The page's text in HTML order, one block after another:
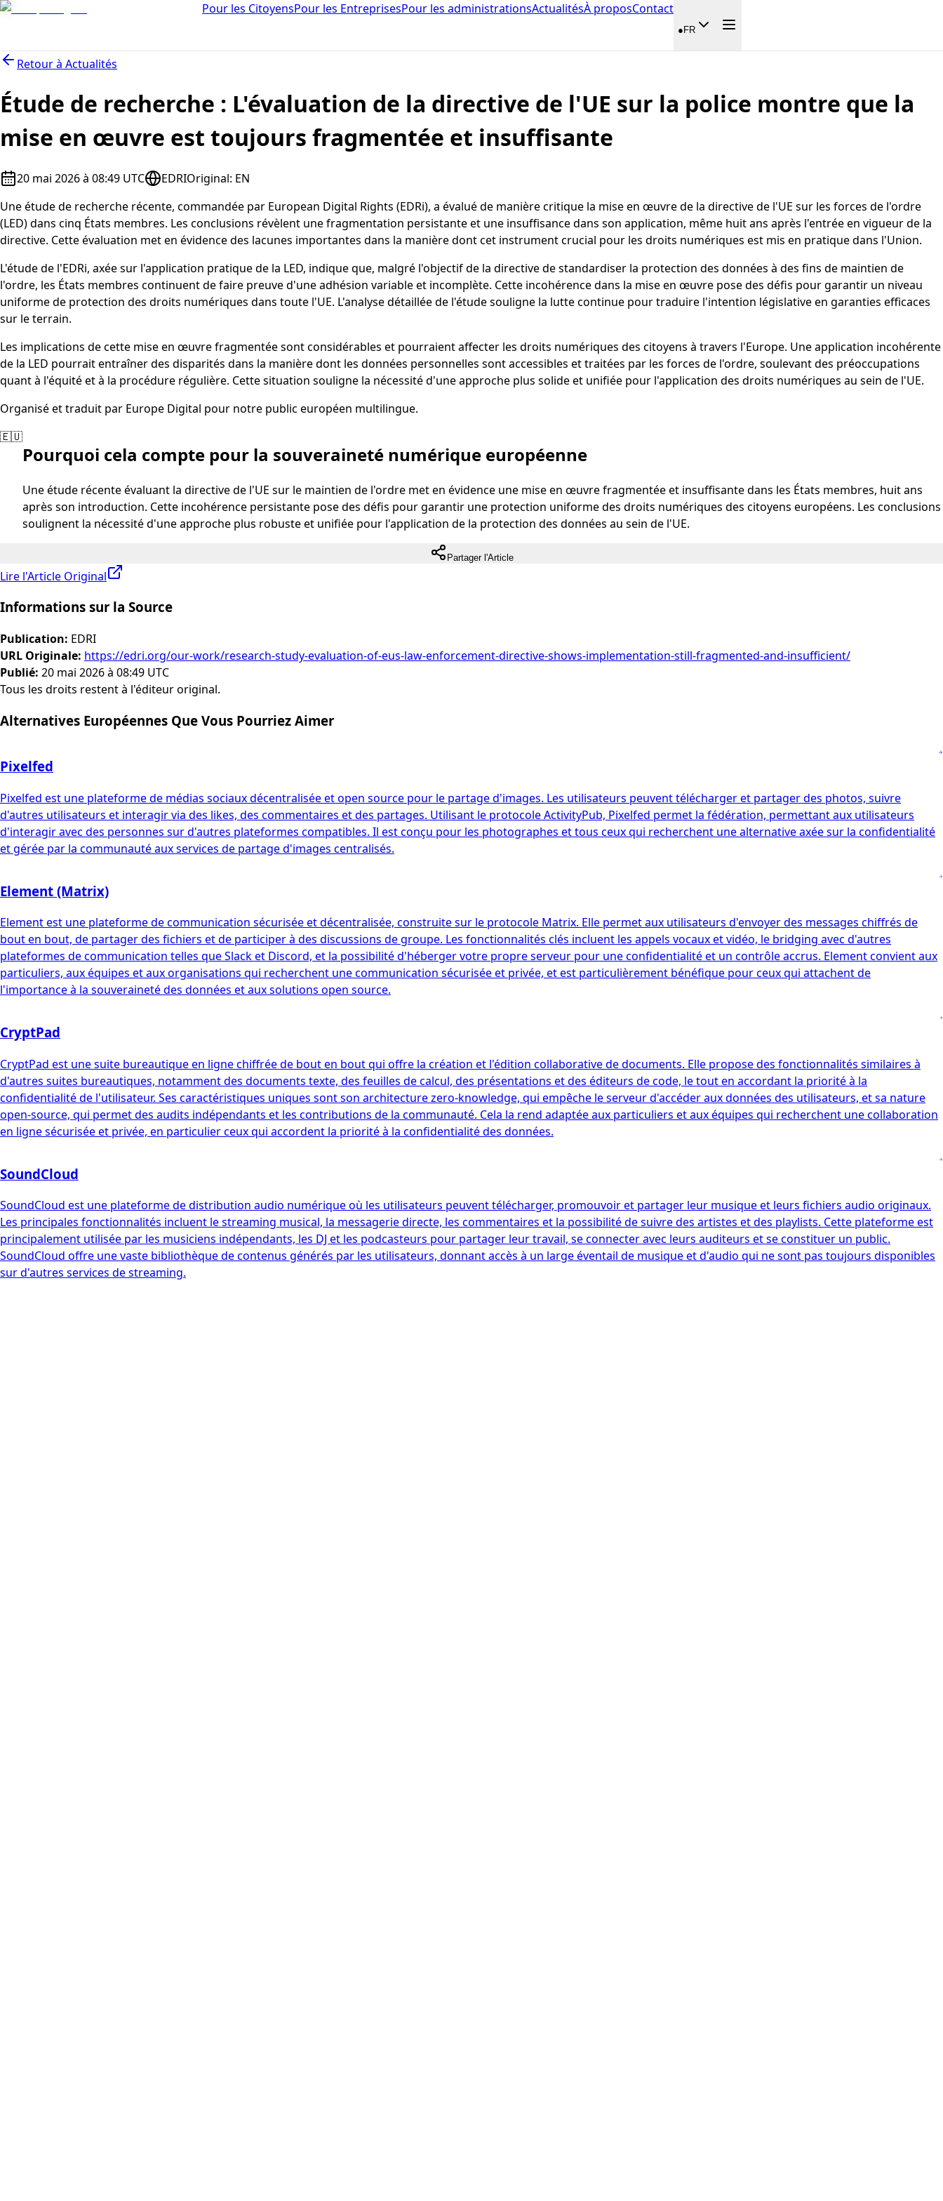
Pour les CitoyensPour les EntreprisesPour les administrationsActualitésÀ proposContact
●FR
Retour à Actualités
Étude de recherche : L'évaluation de la directive de l'UE sur la police montre que la
mise en œuvre est toujours fragmentée et insuffisante
20 mai 2026 à 08:49 UTC EDRIOriginal: EN
Une étude de recherche récente, commandée par European Digital Rights (EDRi), a évalué de manière critique la mise en œuvre de la directive de l'UE sur les forces de l'ordre
(LED) dans cinq États membres. Les conclusions révèlent une fragmentation persistante et une insuffisance dans son application, même huit ans après l'entrée en vigueur de la
directive. Cette évaluation met en évidence des lacunes importantes dans la manière dont cet instrument crucial pour les droits numériques est mis en pratique dans l'Union.
L'étude de l'EDRi, axée sur l'application pratique de la LED, indique que, malgré l'objectif de la directive de standardiser la protection des données à des fins de maintien de
l'ordre, les États membres continuent de faire preuve d'une adhésion variable et incomplète. Cette incohérence dans la mise en œuvre pose des défis pour garantir un niveau
uniforme de protection des droits numériques dans toute l'UE. L'analyse détaillée de l'étude souligne la lutte continue pour traduire l'intention législative en garanties efficaces
sur le terrain.
Les implications de cette mise en œuvre fragmentée sont considérables et pourraient affecter les droits numériques des citoyens à travers l'Europe. Une application incohérente
de la LED pourrait entraîner des disparités dans la manière dont les données personnelles sont accessibles et traitées par les forces de l'ordre, soulevant des préoccupations
quant à l'équité et à la procédure régulière. Cette situation souligne la nécessité d'une approche plus solide et unifiée pour l'application des droits numériques au sein de l'UE.
Organisé et traduit par Europe Digital pour notre public européen multilingue.
🇪🇺
Pourquoi cela compte pour la souveraineté numérique européenne
Une étude récente évaluant la directive de l'UE sur le maintien de l'ordre met en évidence une mise en œuvre fragmentée et insuffisante dans les États membres, huit ans
après son introduction. Cette incohérence persistante pose des défis pour garantir une protection uniforme des droits numériques des citoyens européens. Les conclusions
soulignent la nécessité d'une approche plus robuste et unifiée pour l'application de la protection des données au sein de l'UE.
Partager l'Article
Lire l'Article Original
Informations sur la Source
Publication: EDRI
URL Originale: https://edri.org/our-work/research-study-evaluation-of-eus-law-enforcement-directive-shows-implementation-still-fragmented-and-insufficient/
Publié: 20 mai 2026 à 08:49 UTC
Tous les droits restent à l'éditeur original.
Alternatives Européennes Que Vous Pourriez Aimer
Pixelfed
Pixelfed est une plateforme de médias sociaux décentralisée et open source pour le partage d'images. Les utilisateurs peuvent télécharger et partager des photos, suivre
d'autres utilisateurs et interagir via des likes, des commentaires et des partages. Utilisant le protocole ActivityPub, Pixelfed permet la fédération, permettant aux utilisateurs
d'interagir avec des personnes sur d'autres plateformes compatibles. Il est conçu pour les photographes et tous ceux qui recherchent une alternative axée sur la confidentialité
et gérée par la communauté aux services de partage d'images centralisés.
Element (Matrix)
Element est une plateforme de communication sécurisée et décentralisée, construite sur le protocole Matrix. Elle permet aux utilisateurs d'envoyer des messages chiffrés de
bout en bout, de partager des fichiers et de participer à des discussions de groupe. Les fonctionnalités clés incluent les appels vocaux et vidéo, le bridging avec d'autres
plateformes de communication telles que Slack et Discord, et la possibilité d'héberger votre propre serveur pour une confidentialité et un contrôle accrus. Element convient aux
particuliers, aux équipes et aux organisations qui recherchent une communication sécurisée et privée, et est particulièrement bénéfique pour ceux qui attachent de
l'importance à la souveraineté des données et aux solutions open source.
CryptPad
CryptPad est une suite bureautique en ligne chiffrée de bout en bout qui offre la création et l'édition collaborative de documents. Elle propose des fonctionnalités similaires à
d'autres suites bureautiques, notamment des documents texte, des feuilles de calcul, des présentations et des éditeurs de code, le tout en accordant la priorité à la
confidentialité de l'utilisateur. Ses caractéristiques uniques sont son architecture zero-knowledge, qui empêche le serveur d'accéder aux données des utilisateurs, et sa nature
open-source, qui permet des audits indépendants et les contributions de la communauté. Cela la rend adaptée aux particuliers et aux équipes qui recherchent une collaboration
en ligne sécurisée et privée, en particulier ceux qui accordent la priorité à la confidentialité des données.
SoundCloud
SoundCloud est une plateforme de distribution audio numérique où les utilisateurs peuvent télécharger, promouvoir et partager leur musique et leurs fichiers audio originaux.
Les principales fonctionnalités incluent le streaming musical, la messagerie directe, les commentaires et la possibilité de suivre des artistes et des playlists. Cette plateforme est
principalement utilisée par les musiciens indépendants, les DJ et les podcasteurs pour partager leur travail, se connecter avec leurs auditeurs et se constituer un public.
SoundCloud offre une vaste bibliothèque de contenus générés par les utilisateurs, donnant accès à un large éventail de musique et d'audio qui ne sont pas toujours disponibles
sur d'autres services de streaming.